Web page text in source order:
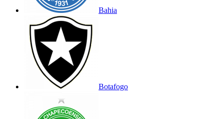
Bahia
Botafogo